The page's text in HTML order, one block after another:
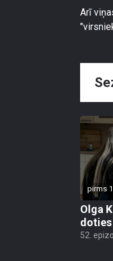
Arī
pirms
Olga
52.